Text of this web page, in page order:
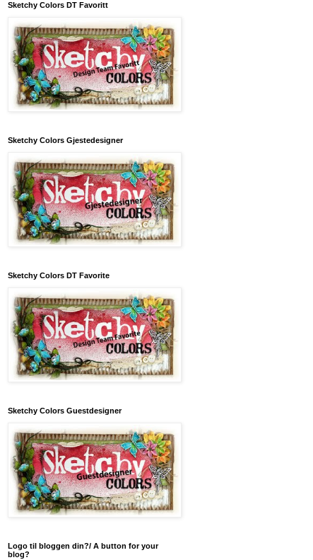
Sketchy Colors DT Favoritt
Sketchy Colors Gjestedesigner
Sketchy Colors DT Favorite
Sketchy Colors Guestdesigner
Logo til bloggen din?/ A button for your
blog?